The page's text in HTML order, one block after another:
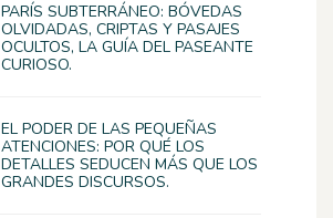
PARÍS SUBTERRÁNEO: BÓVEDAS
OLVIDADAS, CRIPTAS Y PASAJES
OCULTOS, LA GUÍA DEL PASEANTE
CURIOSO.
EL PODER DE LAS PEQUEÑAS
ATENCIONES: POR QUÉ LOS
DETALLES SEDUCEN MÁS QUE LOS
GRANDES DISCURSOS.